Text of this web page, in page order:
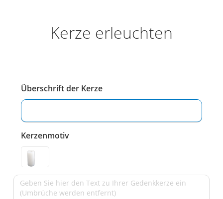
Kerze erleuchten
Überschrift der Kerze
Kerzenmotiv